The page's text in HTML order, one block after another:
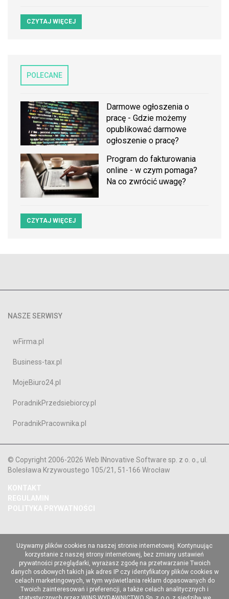
CZYTAJ WIĘCEJ
POLECANE
Darmowe ogłoszenia o
pracę - Gdzie możemy
opublikować darmowe
ogłoszenie o pracę?
Program do fakturowania
online - w czym pomaga?
Na co zwrócić uwagę?
CZYTAJ WIĘCEJ
NASZE SERWISY
wFirma.pl
Business-tax.pl
MojeBiuro24.pl
PoradnikPrzedsiebiorcy.pl
PoradnikPracownika.pl
© Copyright 2006-2026 Web INnovative Software sp. z o. o., ul.
Bolesława Krzywoustego 105/21, 51-166 Wrocław
KONTAKT
REGULAMIN
POLITYKA PRYWATNOŚCI
Używamy plików cookies na naszej stronie internetowej. Kontynuując
korzystanie z naszej strony internetowej, bez zmiany ustawień
prywatności przeglądarki, wyrażasz zgodę na przetwarzanie Twoich
danych osobowych takich jak adres IP czy identyfikatory plików cookies w
celach marketingowych, w tym wyświetlania reklam dopasowanych do
Twoich zainteresowań i preferencji, a także celach analitycznych i